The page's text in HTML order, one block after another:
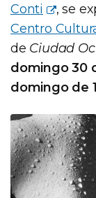
Conti
, se
Centro
de Ciudad
domingo 30
domingo de